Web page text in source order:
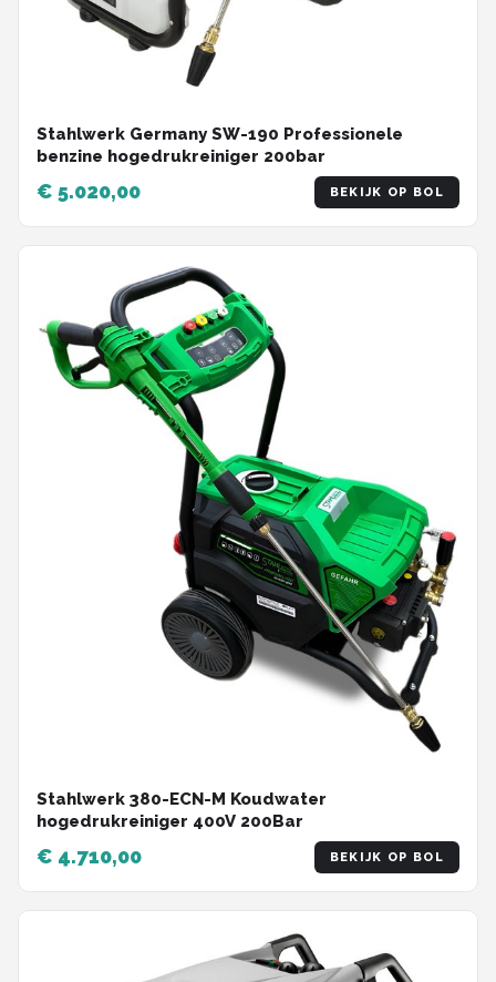
Stahlwerk Germany SW-190 Professionele
benzine hogedrukreiniger 200bar
€ 5.020,00 BEKIJK OP BOL
Stahlwerk 380-ECN-M Koudwater
hogedrukreiniger 400V 200Bar
€ 4.710,00 BEKIJK OP BOL